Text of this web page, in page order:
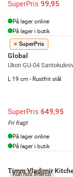
SuperPris 99,95
På lager online
På lager i butik
SuperPris
Global
Ukon GU-04
L 19 cm - Rustfrit stål
SuperPris 649,95
Fri fragt
På lager online
På lager i butik
Kun hos Imerco
Timm Vladimir